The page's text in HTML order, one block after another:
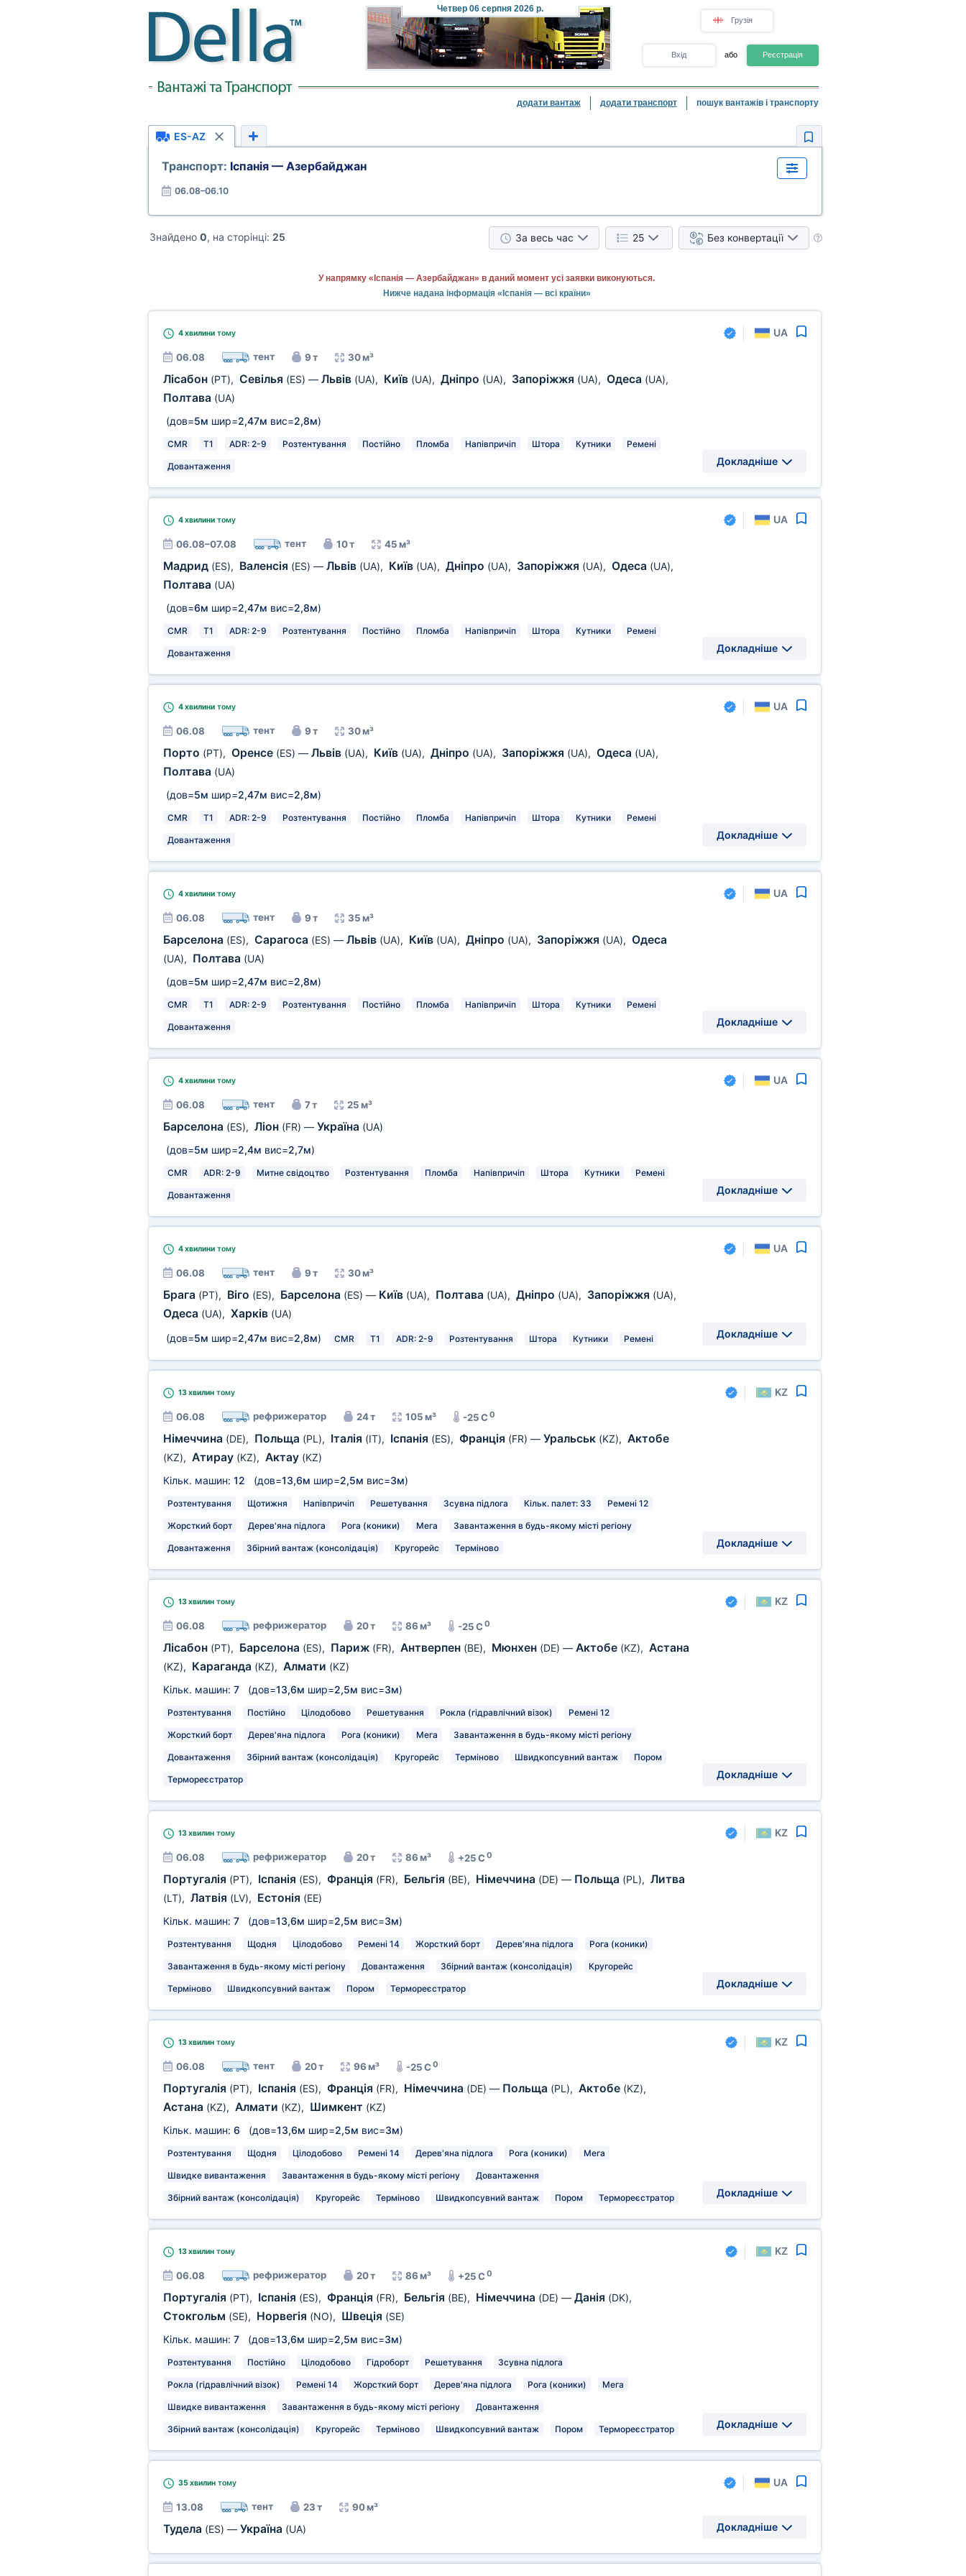
Четвер 06 серпня 2026 р.
Грузія
Вхід або Реєстрація
додати вантаж додати транспорт пошук вантажів і транспорту
ES-AZ
Транспорт: Іспанія — Азербайджан
06.08–06.10
Знайдено 0, на сторінці: 25 За весь час 25 Без конвертації
У напрямку «Іспанія — Азербайджан» в даний момент усі заявки виконуються.
Нижче надана інформація «Іспанія — всі країни»
4 хвилинитому UA
06.08 тент 9 т 30 м³
Лісабон (PT), Севілья (ES) — Львів (UA), Київ (UA), Дніпро (UA), Запоріжжя (UA), Одеса (UA),
Полтава (UA)
(дов=5м шир=2,47м вис=2,8м)
CMR T1 ADR: 2-9 Розтентування Постійно Пломба Напівпричіп Штора Кутники Ремені
Довантаження Докладніше
4 хвилинитому UA
06.08–07.08 тент 10 т 45 м³
Мадрид (ES), Валенсія (ES) — Львів (UA), Київ (UA), Дніпро (UA), Запоріжжя (UA), Одеса (UA),
Полтава (UA)
(дов=6м шир=2,47м вис=2,8м)
CMR T1 ADR: 2-9 Розтентування Постійно Пломба Напівпричіп Штора Кутники Ремені
Довантаження Докладніше
4 хвилинитому UA
06.08 тент 9 т 30 м³
Порто (PT), Оренсе (ES) — Львів (UA), Київ (UA), Дніпро (UA), Запоріжжя (UA), Одеса (UA),
Полтава (UA)
(дов=5м шир=2,47м вис=2,8м)
CMR T1 ADR: 2-9 Розтентування Постійно Пломба Напівпричіп Штора Кутники Ремені
Довантаження Докладніше
4 хвилинитому UA
06.08 тент 9 т 35 м³
Барселона (ES), Сарагоса (ES) — Львів (UA), Київ (UA), Дніпро (UA), Запоріжжя (UA), Одеса
(UA), Полтава (UA)
(дов=5м шир=2,47м вис=2,8м)
CMR T1 ADR: 2-9 Розтентування Постійно Пломба Напівпричіп Штора Кутники Ремені
Довантаження Докладніше
4 хвилинитому UA
06.08 тент 7 т 25 м³
Барселона (ES), Ліон (FR) — Україна (UA)
(дов=5м шир=2,4м вис=2,7м)
CMR ADR: 2-9 Митне свідоцтво Розтентування Пломба Напівпричіп Штора Кутники Ремені
Довантаження Докладніше
4 хвилинитому UA
06.08 тент 9 т 30 м³
Брага (PT), Віго (ES), Барселона (ES) — Київ (UA), Полтава (UA), Дніпро (UA), Запоріжжя (UA),
Одеса (UA), Харків (UA)
(дов=5м шир=2,47м вис=2,8м) CMR T1 ADR: 2-9 Розтентування Штора Кутники Ремені Докладніше
13 хвилинтому KZ
06.08 рефрижератор 24 т 105 м³ -25 C0
Німеччина (DE), Польща (PL), Італія (IT), Іспанія (ES), Франція (FR) — Уральськ (KZ), Актобе
(KZ), Атирау (KZ), Актау (KZ)
Кільк. машин: 12 (дов=13,6м шир=2,5м вис=3м)
Розтентування Щотижня Напівпричіп Решетування Зсувна підлога Кільк. палет: 33 Ремені 12
Жорсткий борт Дерев'яна підлога Рога (коники) Мега Завантаження в будь-якому місті регіону
Довантаження Збірний вантаж (консолідація) Кругорейс Терміново Докладніше
13 хвилинтому KZ
06.08 рефрижератор 20 т 86 м³ -25 C0
Лісабон (PT), Барселона (ES), Париж (FR), Антверпен (BE), Мюнхен (DE) — Актобе (KZ), Астана
(KZ), Караганда (KZ), Алмати (KZ)
Кільк. машин: 7(дов=13,6м шир=2,5м вис=3м)
Розтентування Постійно Цілодобово Решетування Рокла (гідравлічний візок) Ремені 12
Жорсткий борт Дерев'яна підлога Рога (коники) Мега Завантаження в будь-якому місті регіону
Довантаження Збірний вантаж (консолідація) Кругорейс Терміново Швидкопсувний вантаж Пором
Термореєстратор Докладніше
13 хвилинтому KZ
06.08 рефрижератор 20 т 86 м³ +25 C0
Португалія (PT), Іспанія (ES), Франція (FR), Бельгія (BE), Німеччина (DE) — Польща (PL), Литва
(LT), Латвія (LV), Естонія (EE)
Кільк. машин: 7(дов=13,6м шир=2,5м вис=3м)
Розтентування Щодня Цілодобово Ремені 14 Жорсткий борт Дерев'яна підлога Рога (коники)
Завантаження в будь-якому місті регіону Довантаження Збірний вантаж (консолідація) Кругорейс
Терміново Швидкопсувний вантаж Пором Термореєстратор Докладніше
13 хвилинтому KZ
06.08 тент 20 т 96 м³ -25 C0
Португалія (PT), Іспанія (ES), Франція (FR), Німеччина (DE) — Польща (PL), Актобе (KZ),
Астана (KZ), Алмати (KZ), Шимкент (KZ)
Кільк. машин: 6 (дов=13,6м шир=2,5м вис=3м)
Розтентування Щодня Цілодобово Ремені 14 Дерев'яна підлога Рога (коники) Мега
Швидке вивантаження Завантаження в будь-якому місті регіону Довантаження
Збірний вантаж (консолідація) Кругорейс Терміново Швидкопсувний вантаж Пором Термореєстратор Докладніше
13 хвилинтому KZ
06.08 рефрижератор 20 т 86 м³ +25 C0
Португалія (PT), Іспанія (ES), Франція (FR), Бельгія (BE), Німеччина (DE) — Данія (DK),
Стокгольм (SE), Норвегія (NO), Швеція (SE)
Кільк. машин: 7(дов=13,6м шир=2,5м вис=3м)
Розтентування Постійно Цілодобово Гідроборт Решетування Зсувна підлога
Рокла (гідравлічний візок) Ремені 14 Жорсткий борт Дерев'яна підлога Рога (коники) Мега
Швидке вивантаження Завантаження в будь-якому місті регіону Довантаження
Збірний вантаж (консолідація) Кругорейс Терміново Швидкопсувний вантаж Пором Термореєстратор Докладніше
35 хвилинтому UA
13.08 тент 23 т 90 м³
Тудела (ES) — Україна (UA) Докладніше